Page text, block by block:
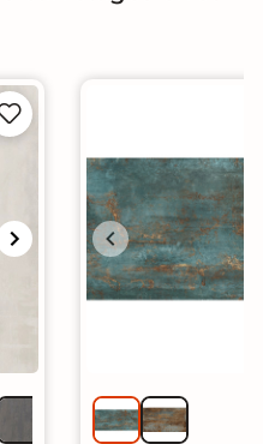
C2
grand format et XXL|
|
marron
|
sol cuisine|
salon moderne|
Chambre|Carrelage WC